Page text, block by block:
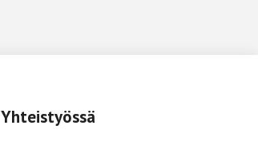
Yhteistyössä